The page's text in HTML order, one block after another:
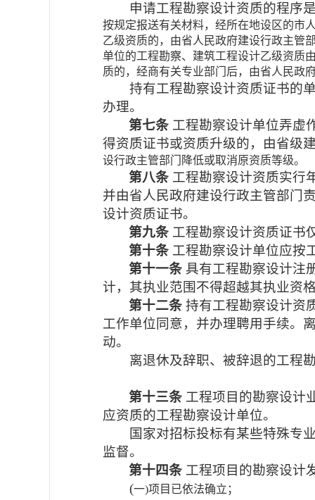
申请工程勘察设计资质的程序
按规定报送有关材料，经所在地设区的市
乙级资质的，由省人民政府建设行政主管
单位的工程勘察、建筑工程设计乙级资质
质的，经商有关专业部门后，由省人民政
持有工程勘察设计资质证书的
办理。
第七条 工程勘察设计单位弄虚
得资质证书或资质升级的，由省级
设行政主管部门降低或取消原资质等级。
第八条 工程勘察设计资质实行
并由省人民政府建设行政主管部门
设计资质证书。
第九条 工程勘察设计资质证书
第十条 工程勘察设计单位应按
第十一条 具有工程勘察设计注
计，其执业范围不得超越其执业资
第十二条持有工程勘察设计资
工作单位同意，并办理聘用手续。
动。
离退休及辞职、被辞退的工程勘
第十三条 工程项目的勘察设计
应资质的工程勘察设计单位。
国家对招标投标有某些特殊专
监督。
第十四条 工程项目的勘察设计
(一)项目已依法确立；